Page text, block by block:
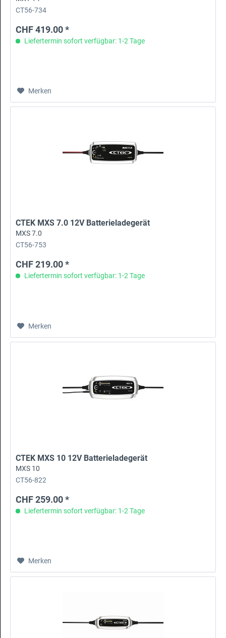
CT56-734
CHF 419.00 *
Liefertermin sofort verfügbar: 1-2 Tage
Merken
CTEK MXS 7.0 12V Batterieladegerät
MXS 7.0
CT56-753
CHF 219.00 *
Liefertermin sofort verfügbar: 1-2 Tage
Merken
CTEK MXS 10 12V Batterieladegerät
MXS 10
CT56-822
CHF 259.00 *
Liefertermin sofort verfügbar: 1-2 Tage
Merken